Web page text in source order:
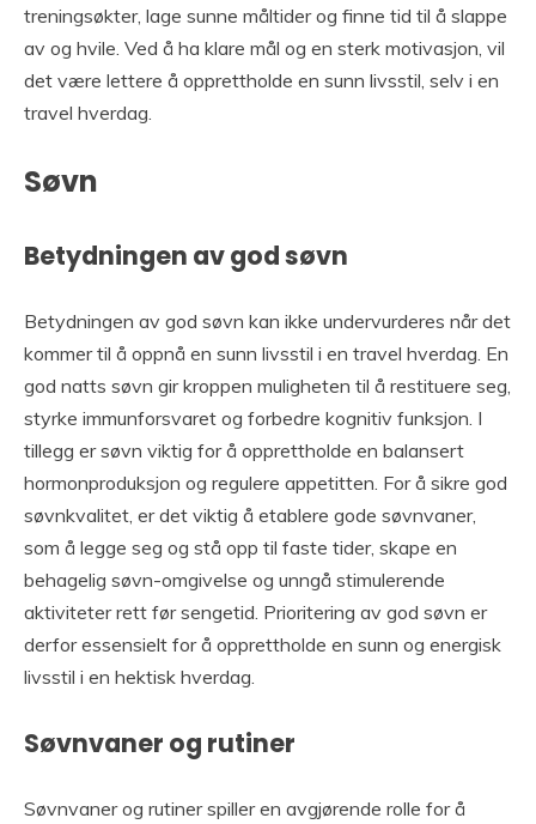
treningsøkter, lage sunne måltider og finne tid til å slappe
av og hvile. Ved å ha klare mål og en sterk motivasjon, vil
det være lettere å opprettholde en sunn livsstil, selv i en
travel hverdag.
Søvn
Betydningen av god søvn
Betydningen av god søvn kan ikke undervurderes når det
kommer til å oppnå en sunn livsstil i en travel hverdag. En
god natts søvn gir kroppen muligheten til å restituere seg,
styrke immunforsvaret og forbedre kognitiv funksjon. I
tillegg er søvn viktig for å opprettholde en balansert
hormonproduksjon og regulere appetitten. For å sikre god
søvnkvalitet, er det viktig å etablere gode søvnvaner,
som å legge seg og stå opp til faste tider, skape en
behagelig søvn-omgivelse og unngå stimulerende
aktiviteter rett før sengetid. Prioritering av god søvn er
derfor essensielt for å opprettholde en sunn og energisk
livsstil i en hektisk hverdag.
Søvnvaner og rutiner
Søvnvaner og rutiner spiller en avgjørende rolle for å